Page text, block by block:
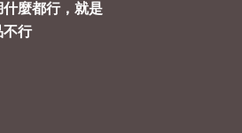
什麼都行，就是
不行